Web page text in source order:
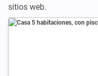
sitios web.